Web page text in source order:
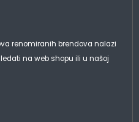
renomiranih brendova nalazi
na web shopu ili u našoj